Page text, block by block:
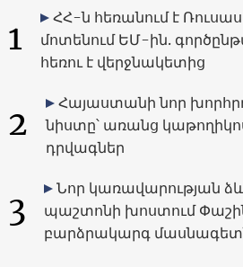
1
ՀՀ-ն հեռանում է
մոտենում ԵՄ-ին.
հեռու է վերջնակետից
2
Հայաստանի նոր
նիստը՝ առանց
դրվագներ
3
Նոր կառավարության
պաշտոնի խոստում
բարձրակարգ